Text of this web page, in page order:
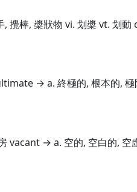
攪棒, 槳狀物 vi. 划槳 vt. 划
→ a. 終極的, 根本的,
vacant → a. 空的, 空白的,